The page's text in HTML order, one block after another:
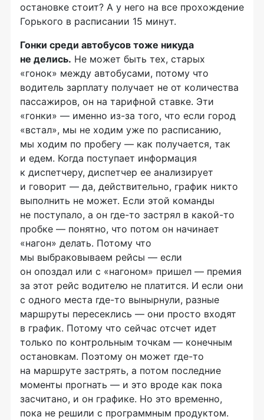
остановке стоит? А у него на все прохождение
Горького в расписании 15 минут.
Гонки среди автобусов тоже никуда
не делись. Не может быть тех, старых
«гонок» между автобусами, потому что
водитель зарплату получает не от количества
пассажиров, он на тарифной ставке. Эти
«гонки» — именно из-за того, что если город
«встал», мы не ходим уже по расписанию,
мы ходим по пробегу — как получается, так
и едем. Когда поступает информация
к диспетчеру, диспетчер ее анализирует
и говорит — да, действительно, график никто
выполнить не может. Если этой команды
не поступало, а он где-то застрял в какой-то
пробке — понятно, что потом он начинает
«нагон» делать. Потому что
мы выбраковываем рейсы — если
он опоздал или с «нагоном» пришел — премия
за этот рейс водителю не платится. И если они
с одного места где-то вынырнули, разные
маршруты пересеклись — они просто входят
в график. Потому что сейчас отсчет идет
только по контрольным точкам — конечным
остановкам. Поэтому он может где-то
на маршруте застрять, а потом последние
моменты прогнать — и это вроде как пока
засчитано, и он графике. Но это временно,
пока не решили с программным продуктом.